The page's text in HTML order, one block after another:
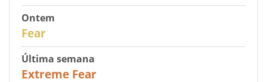
Ontem
Fear
Última semana
Extreme Fear